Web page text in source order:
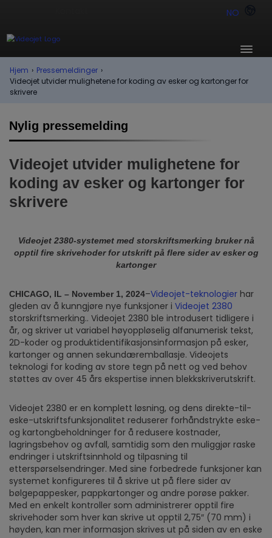
NO
Hjem › Pressemeldinger ›
Videojet utvider mulighetene for koding av esker og kartonger for
skrivere
Nylig pressemelding
Videojet utvider mulighetene for
koding av esker og kartonger for
skrivere
Videojet 2380-systemet med storskriftsmerking bruker nå
opptil fire skrivehoder for utskrift på flere sider av esker og
kartonger
CHICAGO, IL – November 1, 2024–Videojet-teknologier har
gleden av å kunngjøre nye funksjoner i Videojet 2380
storskriftsmerking.. Videojet 2380 ble introdusert tidligere i
år, og skriver ut variabel høyoppløselig alfanumerisk tekst,
2D-koder og produktidentifikasjonsinformasjon på esker,
kartonger og annen sekundæremballasje. Videojets
teknologi for koding av store tegn på nett og ved behov
støttes av over 45 års ekspertise innen blekkskriverutskrift.
Videojet 2380 er en komplett løsning, og dens direkte-til-
eske-utskriftsfunksjonalitet reduserer forhåndstrykte eske-
og kartongbeholdninger for å redusere kostnader,
lagringsbehov og avfall, samtidig som den muliggjør raske
endringer i utskriftsinnhold og tilpasning til
etterspørselsendringer. Med sine forbedrede funksjoner kan
systemet konfigureres til å skrive ut på flere sider av
bølgepappesker, pappkartonger og andre porøse pakker.
Med en enkelt kontroller som administrerer opptil fire
skrivehoder som hver kan skrive ut opptil 2,75″ (70 mm) i
høyden, kan mer informasjon skrives ut på siden av en eske